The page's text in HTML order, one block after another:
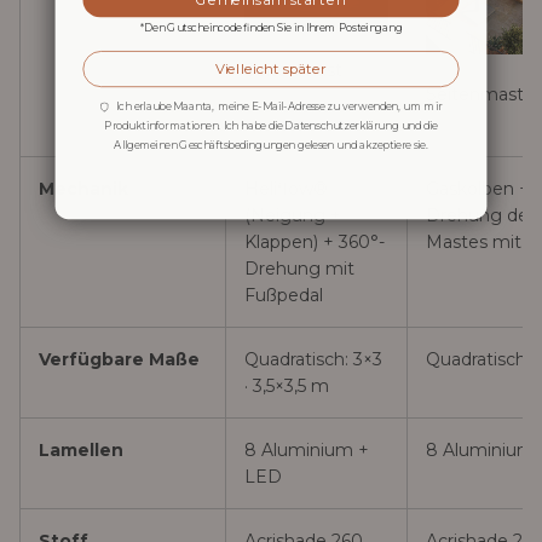
Seitenmast
Seitenmast
Mechanik
(Neigung +
Klappen) + 360°-
Drehung mit
Fußpedal
Gaskolben +
Drehung des
Mastes mit
Verfügbare Maße
Quadratisch: 3×3
· 3,5×3,5 m
Quadratisch:
Lamellen
8 Aluminium +
LED
8 Aluminium
*Den Gutscheincode finden Sie in Ihrem Posteingang
Vielleicht später
Ich erlaube Maanta, meine E-Mail-Adresse zu verwenden, um mir
Produktinformationen. Ich habe die Datenschutzerklärung und die
Allgemeinen Geschäftsbedingungen gelesen und akzeptiere sie.